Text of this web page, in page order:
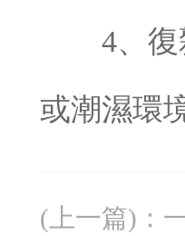
4、復雜
或潮濕環
(上一篇) ：